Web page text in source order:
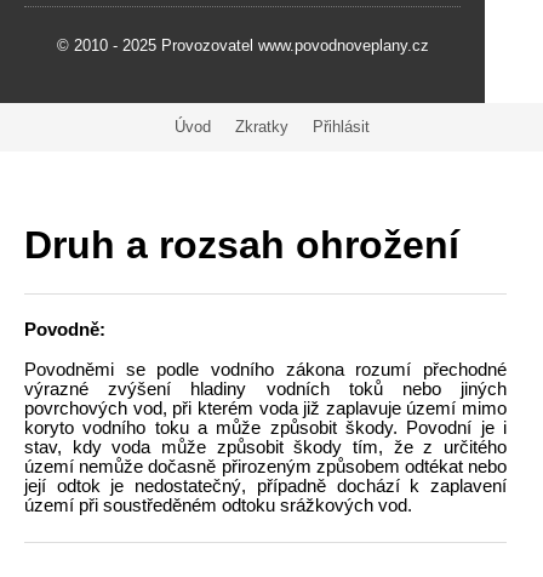
© 2010 - 2025 Provozovatel www.povodnoveplany.cz
Úvod Zkratky Přihlásit
Druh a rozsah ohrožení
Povodně:
Povodněmi se podle vodního zákona rozumí přechodné
výrazné zvýšení hladiny vodních toků nebo jiných
povrchových vod, při kterém voda již zaplavuje území mimo
koryto vodního toku a může způsobit škody. Povodní je i
stav, kdy voda může způsobit škody tím, že z určitého
území nemůže dočasně přirozeným způsobem odtékat nebo
její odtok je nedostatečný, případně dochází k zaplavení
území při soustředěném odtoku srážkových vod.